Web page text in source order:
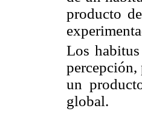
producto
Los
un
global.